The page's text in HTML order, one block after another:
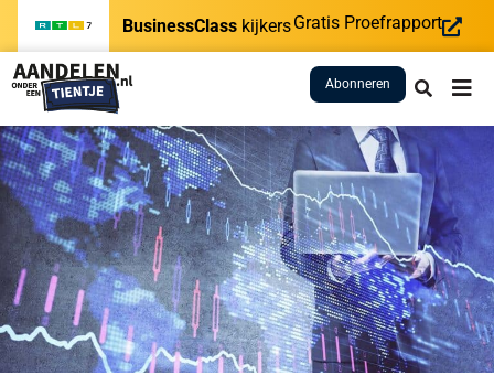
BusinessClass kijkersGratis Proefrapport
Abonneren